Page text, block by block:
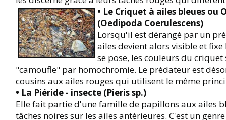
• Le Criquet à ailes bleues ou
(Oedipoda Coerulescens)
Lorsqu'il est dérangé par un
ailes devient alors visible et
se pose, les couleurs du
"camoufle" par homochromie. Le prédateur est
cousins aux ailes rouges qui utilisent le même
• La Piéride - insecte (Pieris sp.)
Elle fait partie d'une famille de papillons aux ailes
tâches noires sur les ailes antérieures. C'est un